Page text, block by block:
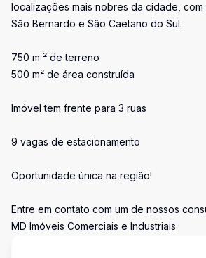
localizações mais nobres da cidade,
São Bernardo e São Caetano do Sul.
750 m ² de terreno
500 m² de área construída
Imóvel tem frente para 3 ruas
9 vagas de estacionamento
Oportunidade única na região!
Entre em contato com um de nossos
MD Imóveis Comerciais e Industriais